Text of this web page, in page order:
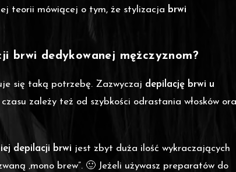
teorii mówiącej o tym, że stylizacja brwi
brwi dedykowanej mężczyznom?
się taką potrzebę. Zazwyczaj depilację brwi u
zależy też od szybkości odrastania włosków
depilacji brwi jest zbyt duża ilość wykraczających
‚mono brew”. 🙂 Jeżeli używasz preparatów do